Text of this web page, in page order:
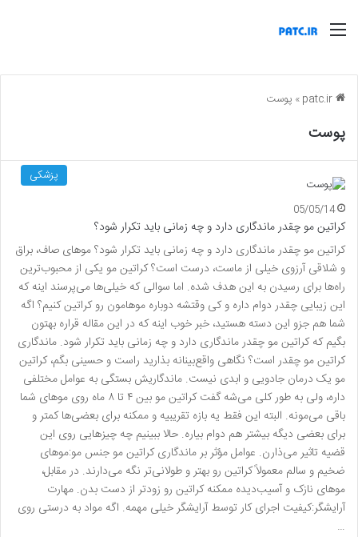
منو
» پوست
پوست
پزشکی
05/05/14
کراتین مو چقدر ماندگاری دارد و چه زمانی باید تکرار شود؟
کراتین مو چقدر ماندگاری دارد و چه زمانی باید تکرار شود؟ موهای صاف، براق
و شلاقی آرزوی خیلی از ماست، درست است؟ کراتین مو یکی از محبوب‌ترین
راه‌ها برای رسیدن به این هدف شده. اما سوالی که خیلی‌ها می‌پرسند اینه که
این زیبایی چقدر دوام داره و کی وقتشه دوباره موهامون رو کراتین کنیم؟ اگه
شما هم جزو این دسته هستید، خبر خوب اینه که در این مقاله قراره بهتون
بگیم که کراتین مو چقدر ماندگاری دارد و چه زمانی باید تکرار شود. ماندگاری
کراتین مو چقدر است؟ نگاهی واقع‌بینانه بذارید راست و حسینی بگم، کراتین
مو یک درمان جادویی و ابدی نیست. ماندگاریش بستگی به عوامل مختلفی
داره، ولی به طور کلی می‌شه گفت کراتین مو بین ۴ تا ۸ ماه روی موهای شما
باقی می‌مونه. البته این فقط یه بازه تقریبیه و ممکنه برای بعضی‌ها کمتر و
برای بعضی دیگه بیشتر هم دوام بیاره. حالا ببینیم چه چیزهایی روی این
قضیه تاثیر می‌ذارن. عوامل مؤثر بر ماندگاری کراتین مو جنس مو:موهای
ضخیم و سالم معمولاً کراتین رو بهتر و طولانی‌تر نگه می‌دارند. در مقابل،
موهای نازک و آسیب‌دیده ممکنه کراتین رو زودتر از دست بدن. مهارت
آرایشگر:کیفیت اجرای کار توسط آرایشگر خیلی مهمه. اگه مواد به درستی روی
…